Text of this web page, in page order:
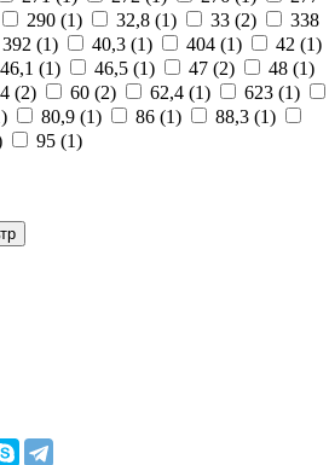
290 (1) 32,8 (1) 33 (2)
338
392 (1) 40,3 (1) 404 (1) 42 (1)
46,1 (1) 46,5 (1) 47 (2) 48 (1)
(2) 60 (2) 62,4 (1) 623 (1)
) 80,9 (1) 86 (1) 88,3 (1)
95 (1)